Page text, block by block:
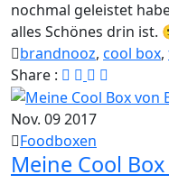
nochmal geleistet
alles Schönes drin ist.
brandnooz, cool box,
Share :
Nov. 092017
Foodboxen
Meine Cool